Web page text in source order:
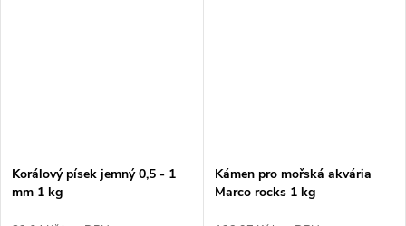
Korálový písek jemný 0,5 - 1
mm 1 kg
Kámen pro mořská akvária
Marco rocks 1 kg